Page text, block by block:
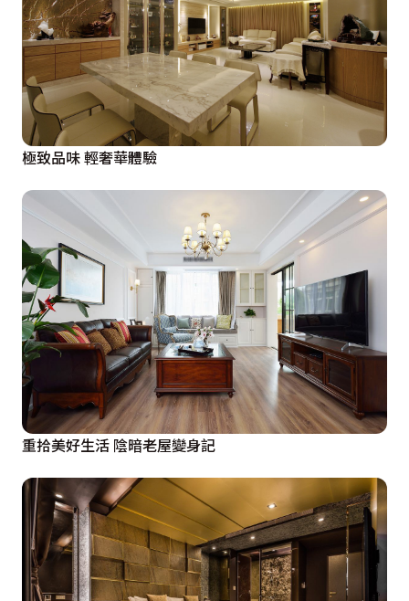
三樓到五樓是一家五口休憩的私人領域，簡約設計的主臥
房裡，窗邊華麗的貴妃椅與床頭立體壁紙，於視覺與觸感
上感知華貴器度，床尾沿牆規劃得大型衣櫃連結梳妝檯的
設計，形塑乾淨完整的一體成形感。
除了在大兒子房延長梳妝檯面增設轉角桌面，讓從事醫生
工作的大兒子在家也能處理公事，歐森系統櫃使用歐洲進
口板材打造三截式線條櫃體，豐富立面變化。而在黑白設
色的二兒子房裡，將更衣室與書桌整合於電視牆後方的空
間裡，針對不同的使用者賦予不同的空間表情。
頂樓的佛堂是屋主最講究的設計空間，在以舊米黃大理石
包覆得空間裡，傳統的龍鳳板與明清仿古傢俱綴點中式宮
廷華麗，設計師特別於神案上方天花設置隱藏式集煙排風
設備，將焚香煙霧抽至屋外，呼應最原始的健康居家設計
初衷，保有清新健康的空氣品質。
極致品味 輕奢華體驗
重拾美好生活 陰暗老屋變身記